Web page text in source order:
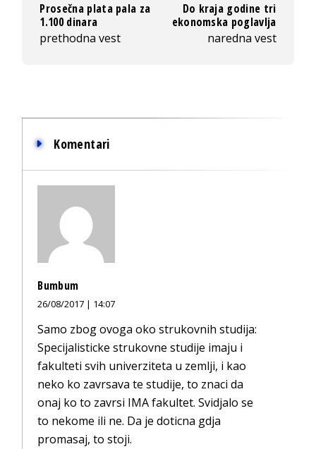
Prosečna plata pala za
1.100 dinara
prethodna vest
Do kraja godine tri
ekonomska poglavlja
naredna vest
Komentari
Bumbum
26/08/2017 | 14:07
Samo zbog ovoga oko strukovnih studija:
Specijalisticke strukovne studije imaju i
fakulteti svih univerziteta u zemlji, i kao
neko ko zavrsava te studije, to znaci da
onaj ko to zavrsi IMA fakultet. Svidjalo se
to nekome ili ne. Da je doticna gdja
promasaj, to stoji.